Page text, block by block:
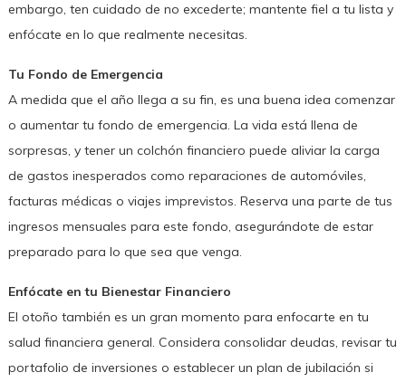
embargo, ten cuidado de no excederte; mantente fiel a tu lista y
enfócate en lo que realmente necesitas.
Tu Fondo de Emergencia
A medida que el año llega a su fin, es una buena idea comenzar
o aumentar tu fondo de emergencia. La vida está llena de
sorpresas, y tener un colchón financiero puede aliviar la carga
de gastos inesperados como reparaciones de automóviles,
facturas médicas o viajes imprevistos. Reserva una parte de tus
ingresos mensuales para este fondo, asegurándote de estar
preparado para lo que sea que venga.
Enfócate en tu Bienestar Financiero
El otoño también es un gran momento para enfocarte en tu
salud financiera general. Considera consolidar deudas, revisar tu
portafolio de inversiones o establecer un plan de jubilación si